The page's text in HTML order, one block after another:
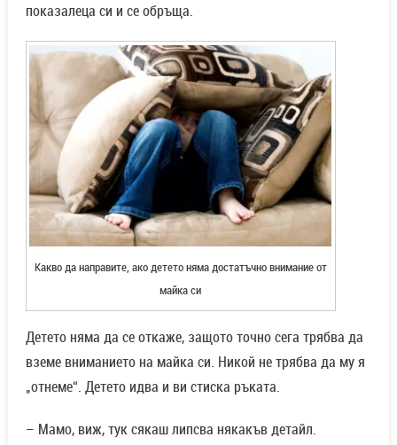
показалеца си и се обръща.
Какво да направите, ако детето няма достатъчно внимание от
майка си
Детето няма да се откаже, защото точно сега трябва да
вземе вниманието на майка си. Никой не трябва да му я
„отнеме“. Детето идва и ви стиска ръката.
– Мамо, виж, тук сякаш липсва някакъв детайл.